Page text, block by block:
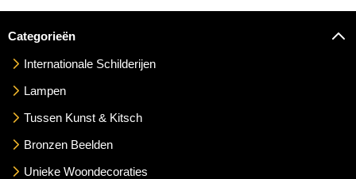
Categorieën
Internationale Schilderijen
Lampen
Tussen Kunst & Kitsch
Bronzen Beelden
Unieke Woondecoraties